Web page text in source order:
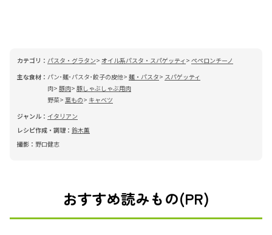
カテゴリ： パスタ・グラタン オイル系パスタ・スパゲッティ
ペペロンチーノ
主な食材： パン･麺･パスタ･餃子の皮他 麺・パスタ
スパゲッティ
肉 豚肉 豚しゃぶしゃぶ用肉
野菜 葉もの
キャベツ
ジャンル： イタリアン
レシピ作成・調理： 鈴木薫
撮影： 野口健志
おすすめ読みもの(PR)